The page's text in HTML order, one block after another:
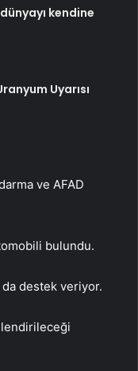
kendine
Uyarısı
ve AFAD
bulundu.
da destek veriyor.